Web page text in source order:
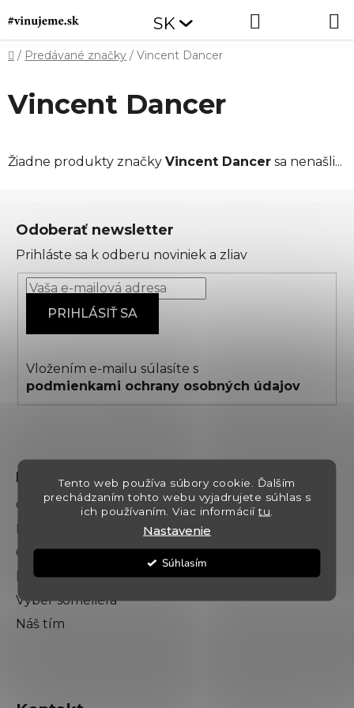
Tento web používa súbory cookie. Ďalším
prechádzaním tohto webu vyjadrujete súhlas s
ich používaním. Viac informáciítu
Nastavenie
Súhlasím
na
obsah
SK
Domov
/ Predávané značky / Vincent Dancer
Vincent Dancer
Žiadne produkty značky Vincent Dancer sa nenašli...
Odoberať newsletter
Prihláste sa k odberu noviniek a zliav
PRIHLÁSIŤ SA
Vložením e-mailu súlasíte s
podmienkami ochrany osobných údajov
Dokumenty
Obchodné podmienky
Podmienky ochrany osobných údajov
O nás
Kontakt
Výber someliéra
Náš tím